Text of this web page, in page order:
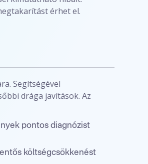
érhet el.
Segítségével
drága javítások. Az
pontos diagnózist
költségcsökkenést